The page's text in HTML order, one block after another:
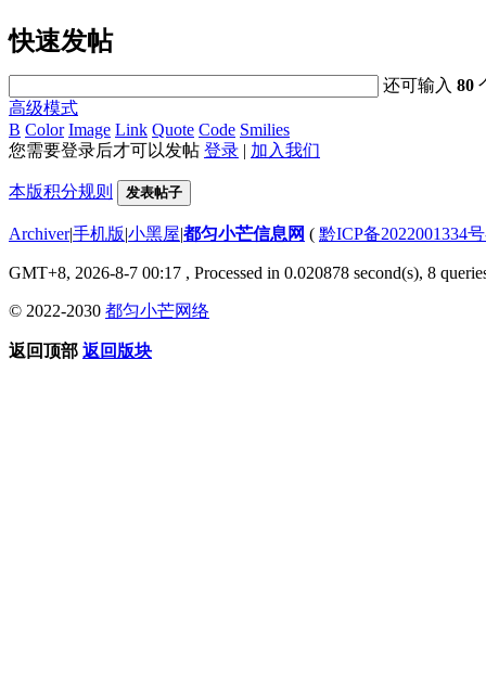
快速发帖
还可输入80
高级模式
B Color Image Link Quote Code Smilies
您需要登录后才可以发帖 登录 | 加入我们
本版积分规则 发表帖子
Archiver|手机版|小黑屋|都匀小芒信息网 ( 黔ICP备2022001334
GMT+8, 2026-8-7 00:17 , Processed in 0.020878 second(s), 8
© 2022-2030 都匀小芒网络
返回顶部 返回版块